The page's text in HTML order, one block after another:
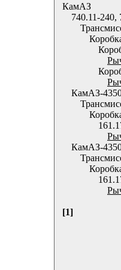
КамАЗ
740.11-240,
КамАЗ-
КамАЗ-
[1]